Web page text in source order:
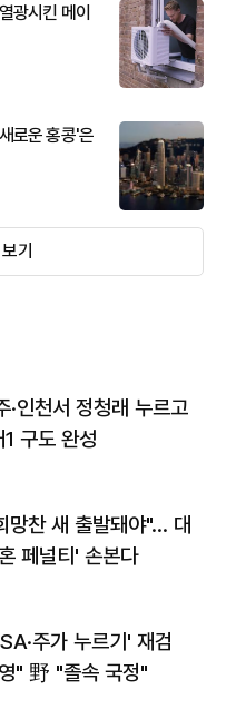
광시킨 메이
로운 홍콩'은
기
·인천서 정청래 누르고
구도 완성
망찬 새 출발돼야"… 대
페널티' 손본다
주가 누르기' 재검
" 野 "졸속 국정"